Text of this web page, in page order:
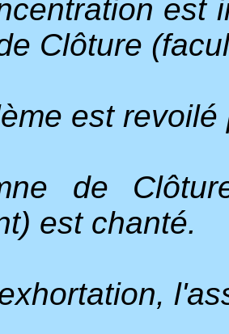
est
Clôture
est
de
est chanté.